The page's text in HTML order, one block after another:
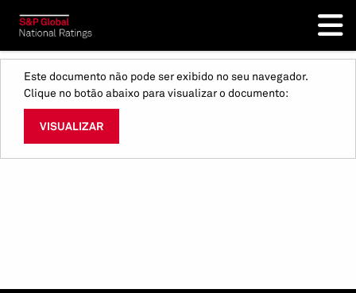
Este documento não pode ser exibido no seu navegador.
Clique no botão abaixo para visualizar o documento:
VISUALIZAR